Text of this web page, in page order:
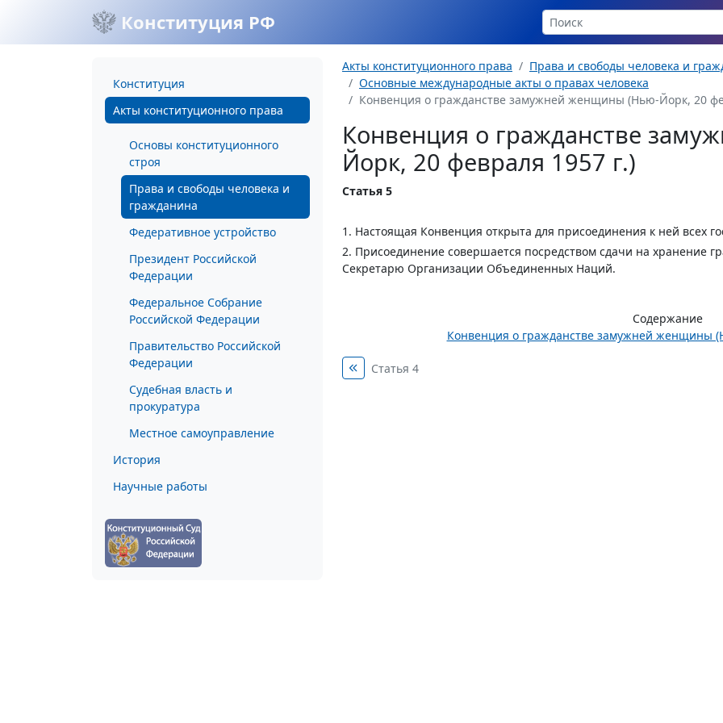
Конституция РФ
Конституция
Акты конституционного права
Основы конституционного
строя
Права и свободы человека и
гражданина
Федеративное устройство
Президент Российской
Федерации
Федеральное Собрание
Российской Федерации
Правительство Российской
Федерации
Судебная власть и
прокуратура
Местное самоуправление
История
Научные работы
Акты конституционного права
Права и свободы человека и
Основные международные акты о правах человека
Конвенция о гражданстве замужней женщины (Нью-Йорк, 20
Конвенция о гражданстве
Йорк, 20 февраля 1957 г.)
Статья 5
1. Настоящая Конвенция открыта для присоединения к ней всех
2. Присоединение совершается посредством сдачи на хранение
Секретарю Организации Объединенных Наций.
Содержание
Конвенция о гражданстве замужней женщины
Статья 4